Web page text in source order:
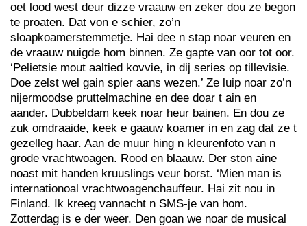
oet lood west deur dizze vraauw en zeker dou ze begon
te proaten. Dat von e schier, zo’n
sloapkoamerstemmetje. Hai dee n stap noar veuren en
de vraauw nuigde hom binnen. Ze gapte van oor tot oor.
‘Pelietsie mout aaltied kovvie, in dij series op tillevisie.
Doe zelst wel gain spier aans wezen.’ Ze luip noar zo’n
nijermoodse pruttelmachine en dee doar t ain en
aander. Dubbeldam keek noar heur bainen. En dou ze
zuk omdraaide, keek e gaauw koamer in en zag dat ze t
gezelleg haar. Aan de muur hing n kleurenfoto van n
grode vrachtwoagen. Rood en blaauw. Der ston aine
noast mit handen kruuslings veur borst. ‘Mien man is
internationoal vrachtwoagenchauffeur. Hai zit nou in
Finland. Ik kreeg vannacht n SMS-je van hom.
Zotterdag is e der weer. Den goan we noar de musical